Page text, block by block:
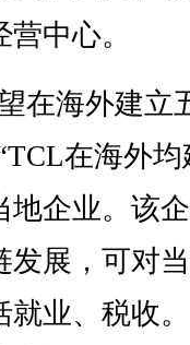
中心。
海外建立
在海外
地企业。该
发展，可对
就业、税收